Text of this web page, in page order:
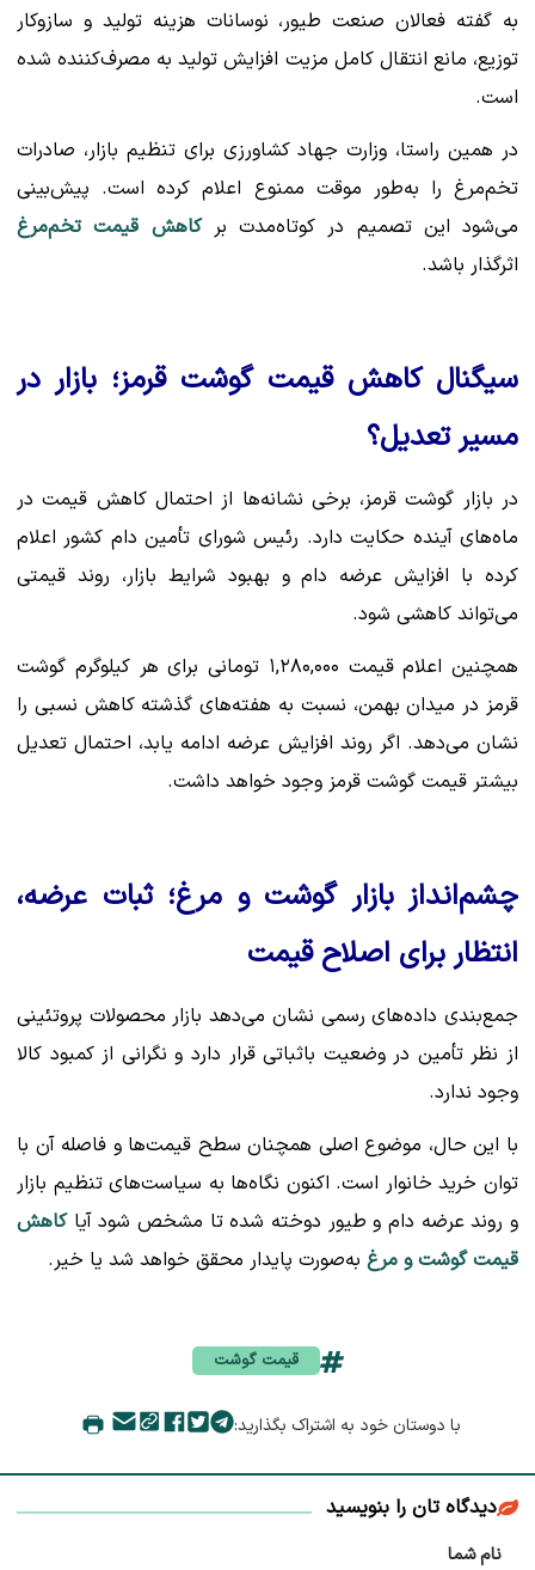
به گفته فعالان صنعت طیور، نوسانات هزینه تولید و سازوکار
توزیع، مانع انتقال کامل مزیت افزایش تولید به مصرف‌کننده شده
است.
در همین راستا، وزارت جهاد کشاورزی برای تنظیم بازار، صادرات
تخم‌مرغ را به‌طور موقت ممنوع اعلام کرده است. پیش‌بینی
می‌شود این تصمیم در کوتاه‌مدت برکاهش قیمت تخم‌مرغ
اثرگذار باشد.
سیگنال کاهش قیمت گوشت قرمز؛ بازار در
مسیر تعدیل؟
در بازار گوشت قرمز، برخی نشانه‌ها از احتمال کاهش قیمت در
ماه‌های آینده حکایت دارد. رئیس شورای تأمین دام کشور اعلام
کرده با افزایش عرضه دام و بهبود شرایط بازار، روند قیمتی
می‌تواند کاهشی شود.
همچنین اعلام قیمت ۱,۲۸۰,۰۰۰ تومانی برای هر کیلوگرم گوشت
قرمز در میدان بهمن، نسبت به هفته‌های گذشته کاهش نسبی را
نشان می‌دهد. اگر روند افزایش عرضه ادامه یابد، احتمال تعدیل
بیشتر قیمت گوشت قرمز وجود خواهد داشت.
چشم‌انداز بازار گوشت و مرغ؛ ثبات عرضه،
انتظار برای اصلاح قیمت
جمع‌بندی داده‌های رسمی نشان می‌دهد بازار محصولات پروتئینی
از نظر تأمین در وضعیت باثباتی قرار دارد و نگرانی از کمبود کالا
وجود ندارد.
با این حال، موضوع اصلی همچنان سطح قیمت‌ها و فاصله آن با
توان خرید خانوار است. اکنون نگاه‌ها به سیاست‌های تنظیم بازار
و روند عرضه دام و طیور دوخته شده تا مشخص شود آیاکاهش
قیمت گوشت و مرغ به‌صورت پایدار محقق خواهد شد یا خیر.
قیمت گوشت
با دوستان خود به اشتراک بگذارید:
دیدگاه تان را بنویسید
نام شما